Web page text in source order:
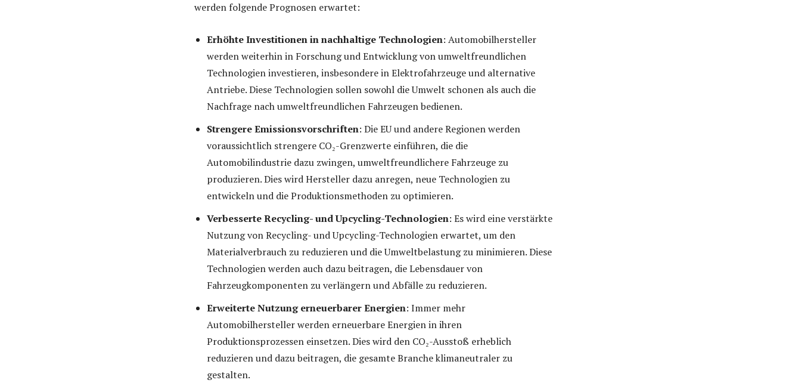
werden folgende Prognosen erwartet:
Erhöhte Investitionen in nachhaltige Technologien: Automobilhersteller
werden weiterhin in Forschung und Entwicklung von umweltfreundlichen
Technologien investieren, insbesondere in Elektrofahrzeuge und alternative
Antriebe. Diese Technologien sollen sowohl die Umwelt schonen als auch die
Nachfrage nach umweltfreundlichen Fahrzeugen bedienen.
Strengere Emissionsvorschriften: Die EU und andere Regionen werden
voraussichtlich strengere CO₂-Grenzwerte einführen, die die
Automobilindustrie dazu zwingen, umweltfreundlichere Fahrzeuge zu
produzieren. Dies wird Hersteller dazu anregen, neue Technologien zu
entwickeln und die Produktionsmethoden zu optimieren.
Verbesserte Recycling- und Upcycling-Technologien: Es wird eine verstärkte
Nutzung von Recycling- und Upcycling-Technologien erwartet, um den
Materialverbrauch zu reduzieren und die Umweltbelastung zu minimieren. Diese
Technologien werden auch dazu beitragen, die Lebensdauer von
Fahrzeugkomponenten zu verlängern und Abfälle zu reduzieren.
Erweiterte Nutzung erneuerbarer Energien: Immer mehr
Automobilhersteller werden erneuerbare Energien in ihren
Produktionsprozessen einsetzen. Dies wird den CO₂-Ausstoß erheblich
reduzieren und dazu beitragen, die gesamte Branche klimaneutraler zu
gestalten.